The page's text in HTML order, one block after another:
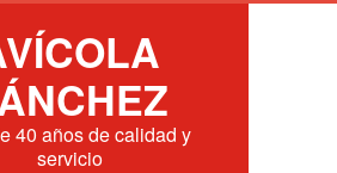
40 años de calidad y
servicio